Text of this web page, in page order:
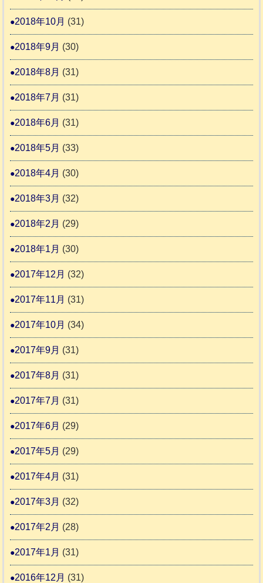
2018年10月 (31)
2018年9月 (30)
2018年8月 (31)
2018年7月 (31)
2018年6月 (31)
2018年5月 (33)
2018年4月 (30)
2018年3月 (32)
2018年2月 (29)
2018年1月 (30)
2017年12月 (32)
2017年11月 (31)
2017年10月 (34)
2017年9月 (31)
2017年8月 (31)
2017年7月 (31)
2017年6月 (29)
2017年5月 (29)
2017年4月 (31)
2017年3月 (32)
2017年2月 (28)
2017年1月 (31)
2016年12月 (31)